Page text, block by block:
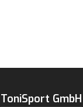
ToniSport GmbH